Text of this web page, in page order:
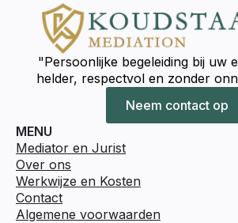
"Persoonlijke begeleiding bij uw
helder, respectvol en zonder
Neem contact op
MENU
Mediator en Jurist
Over ons
Werkwijze en Kosten
Contact
Algemene voorwaarden